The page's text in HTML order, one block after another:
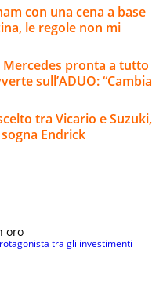
con una cena a base
le regole non mi
pronta a tutto
sull’ADUO: “Cambia
tra Vicario e Suzuki,
Endrick
oro
tra gli investimenti